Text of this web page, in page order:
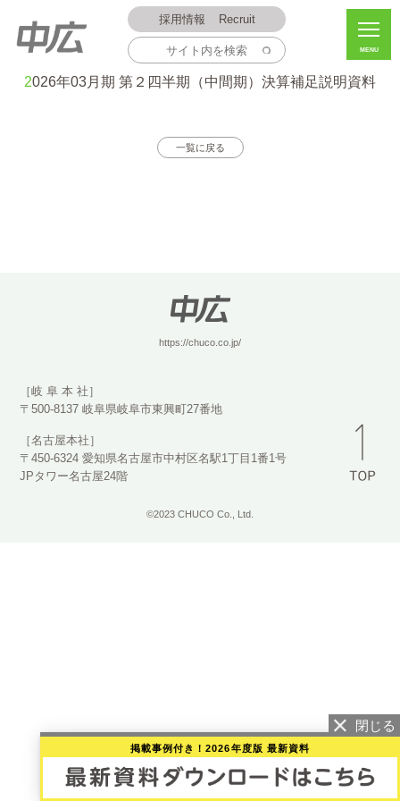
採用情報 Recruit
MENU
2026年03月期 第２四半期（中間期）決算補足説明資料
一覧に戻る
https://chuco.co.jp/
［岐 阜 本 社］
〒500-8137 岐阜県岐阜市東興町27番地
［名古屋本社］
〒450-6324 愛知県名古屋市中村区名駅1丁目1番1号
JPタワー名古屋24階
©2023 CHUCO Co., Ltd.
掲載事例付き！2026年度版 最新資料